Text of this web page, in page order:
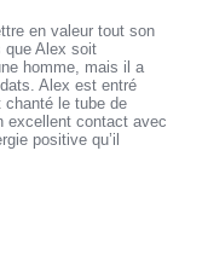
en valeur tout son
que Alex soit
homme, mais il a
Alex est entré
chanté le tube de
excellent contact avec
positive qu’il